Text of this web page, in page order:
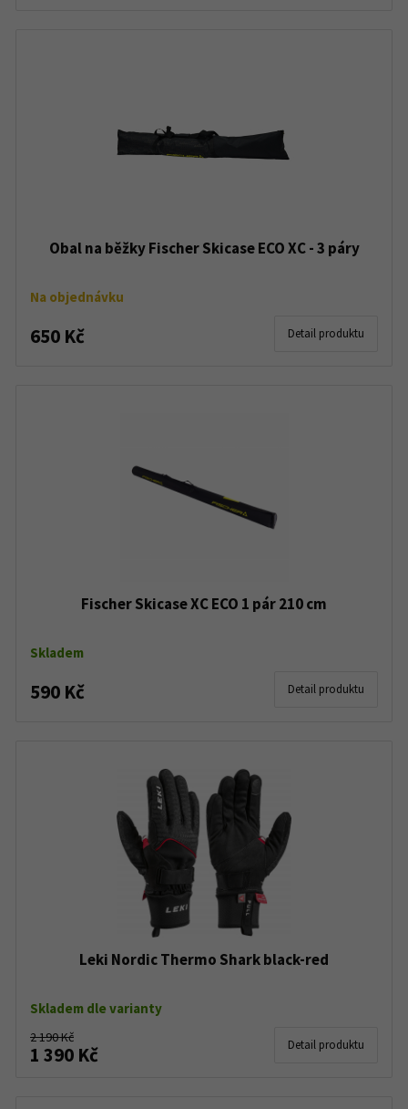
Obal na běžky Fischer Skicase ECO XC - 3 páry
Na objednávku
650 Kč Detail produktu
Fischer Skicase XC ECO 1 pár 210 cm
Skladem
590 Kč Detail produktu
Leki Nordic Thermo Shark black-red
Skladem dle varianty
2 190 Kč
1 390 Kč Detail produktu